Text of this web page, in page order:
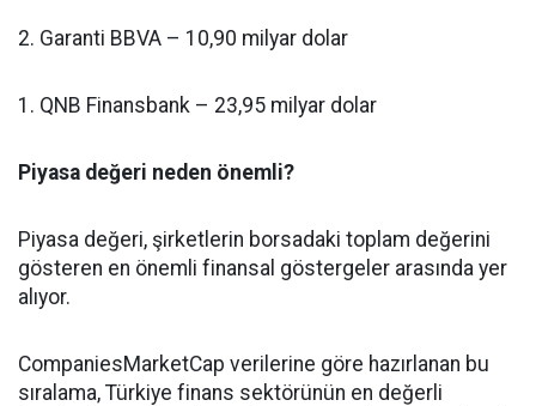
2. Garanti BBVA – 10,90 milyar dolar
1. QNB Finansbank – 23,95 milyar dolar
Piyasa değeri neden önemli?
Piyasa değeri, şirketlerin borsadaki toplam değerini
gösteren en önemli finansal göstergeler arasında yer
alıyor.
CompaniesMarketCap verilerine göre hazırlanan bu
sıralama, Türkiye finans sektörünün en değerli